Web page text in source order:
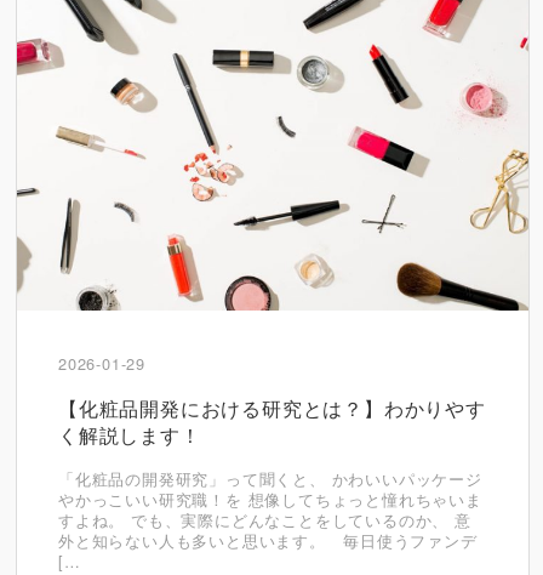
2026-01-29
【化粧品開発における研究とは？】わかりやす
く解説します！
「化粧品の開発研究」って聞くと、 かわいいパッケージ
やかっこいい研究職！を 想像してちょっと憧れちゃいま
すよね。 でも、実際にどんなことをしているのか、 意
外と知らない人も多いと思います。 毎日使うファンデ
[…